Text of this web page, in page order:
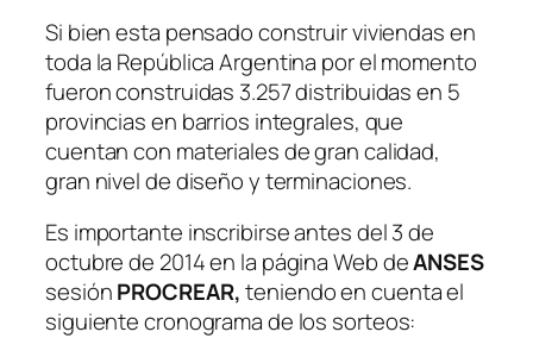
Si bien esta pensado construir viviendas en
toda la República Argentina por el momento
fueron construidas 3.257 distribuidas en 5
provincias en barrios integrales, que
cuentan con materiales de gran calidad,
gran nivel de diseño y terminaciones.
Es importante inscribirse antes del 3 de
octubre de 2014 en la página Web deANSES
sesiónPROCREAR,teniendo en cuenta el
siguiente cronograma de los sorteos: